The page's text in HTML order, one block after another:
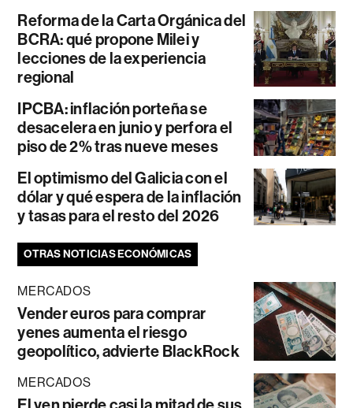
Reforma de la Carta Orgánica del
BCRA: qué propone Milei y
lecciones de la experiencia
regional
IPCBA: inflación porteña se
desacelera en junio y perfora el
piso de 2% tras nueve meses
El optimismo del Galicia con el
dólar y qué espera de la inflación
y tasas para el resto del 2026
OTRAS NOTICIAS ECONÓMICAS
MERCADOS
Vender euros para comprar
yenes aumenta el riesgo
geopolítico, advierte BlackRock
MERCADOS